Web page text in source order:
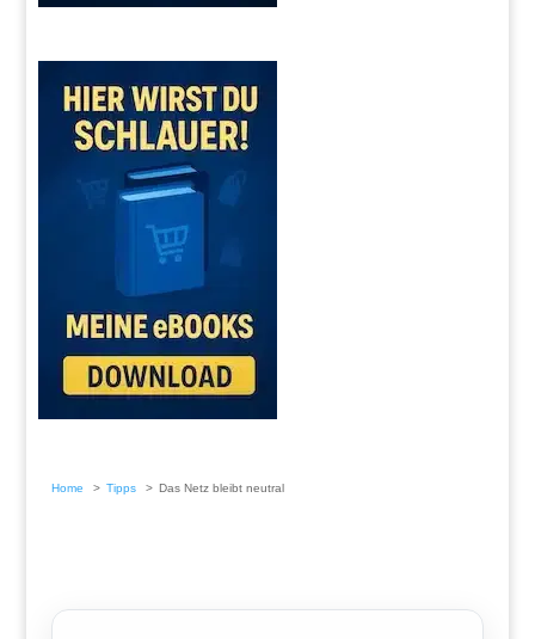
Home Tipps Das Netz bleibt neutral